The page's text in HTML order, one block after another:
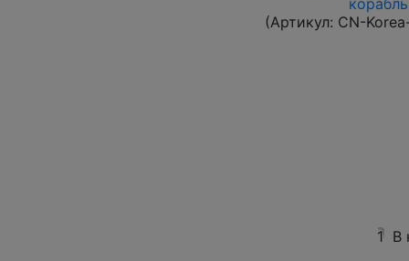
(Артикул: CN-
1 В